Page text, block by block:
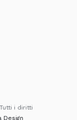
i diritti
Design